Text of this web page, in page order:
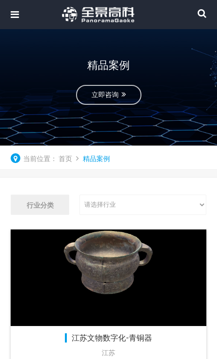
精品案例
立即咨询
当前位置： 首页 精品案例
行业分类
江苏文物数字化-青铜器
江苏